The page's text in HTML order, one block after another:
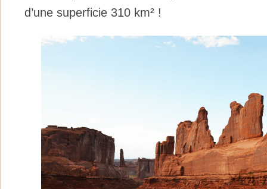
d’une superficie 310 km² !